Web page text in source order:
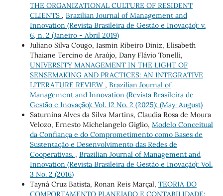
THE ORGANIZATIONAL CULTURE OF RESIDENT
CLIENTS , Brazilian Journal of Management and
Innovation (Revista Brasileira de Gestão e Inovação): v.
6, n. 2 (Janeiro - Abril 2019)
Juliano Silva Cougo, Iasmin Ribeiro Diniz, Elisabeth
Thaiane Tercino de Araújo, Dany Flávio Tonelli,
UNIVERSITY MANAGEMENT IN THE LIGHT OF
SENSEMAKING AND PRACTICES: AN INTEGRATIVE
LITERATURE REVIEW , Brazilian Journal of
Management and Innovation (Revista Brasileira de
Gestão e Inovação): Vol. 12 No. 2 (2025): (May-August)
Saturnina Alves da Silva Martins, Claudia Rosa de Moura
Velozo, Ernesto Michelangelo Giglio, Modelo Conceitual
da Confiança e do Comprometimento como Bases de
Sustentação e Desenvolvimento das Redes de
Cooperativas. , Brazilian Journal of Management and
Innovation (Revista Brasileira de Gestão e Inovação): Vol.
3 No. 2 (2016)
Tayná Cruz Batista, Ronan Reis Marçal, TEORIA DO